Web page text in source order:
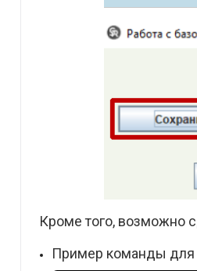
Кроме того, возможно
Пример команды для